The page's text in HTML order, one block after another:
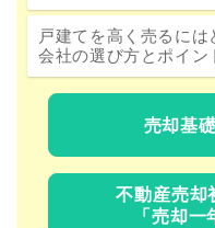
戸建てを高く売るに
会社の選び方とポイン
売却基
不動産売却
「売却